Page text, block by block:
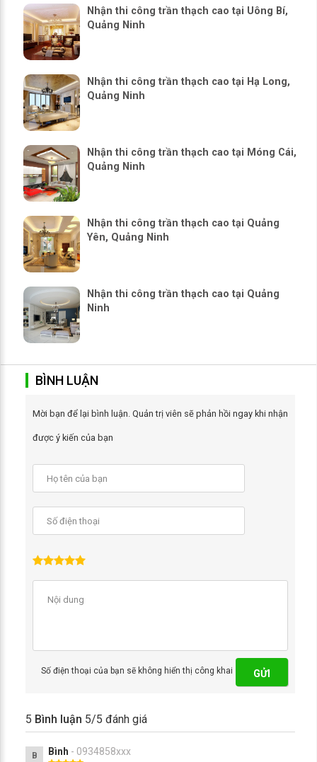
Nhận thi công trần thạch cao tại Uông Bí,
Quảng Ninh
Nhận thi công trần thạch cao tại Hạ Long,
Quảng Ninh
Nhận thi công trần thạch cao tại Móng Cái,
Quảng Ninh
Nhận thi công trần thạch cao tại Quảng
Yên, Quảng Ninh
Nhận thi công trần thạch cao tại Quảng
Ninh
BÌNH LUẬN
Mời bạn để lại bình luận. Quản trị viên sẽ phản hồi ngay khi nhận
được ý kiến của bạn
Số điện thoại của bạn sẽ không hiển thị công khai GỬI
5 Bình luận 5/5 đánh giá
B Bình - 0934858xxx